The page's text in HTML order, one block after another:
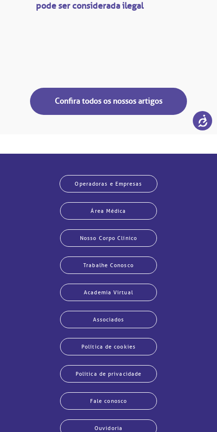
pode ser considerada ilegal
Confira todos os nossos artigos
Operadoras e Empresas
Área Médica
Nosso Corpo Clínico
Trabalhe Conosco
Academia Virtual
Associados
Política de cookies
Política de privacidade
Fale conosco
Ouvidoria